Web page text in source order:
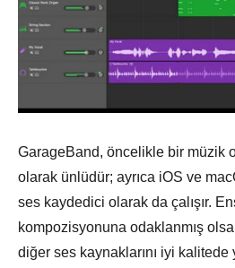
GarageBand, öncelikle bir müzik
olarak ünlüdür; ayrıca iOS ve
ses kaydedici olarak da çalışır.
kompozisyonuna odaklanmış
diğer ses kaynaklarını iyi kalitede